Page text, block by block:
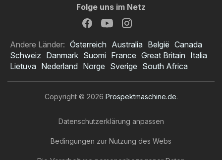
Folge uns im Netz
Andere Länder: Österreich Australia België Canada
Schweiz Danmark Suomi France Great Britain Italia
Lietuva Nederland Norge Sverige South Africa
Copyright © 2026 Prospektmaschine.de.
Datenschutzerklärung anpassen
Bedingungen zur Nutzung des Webs